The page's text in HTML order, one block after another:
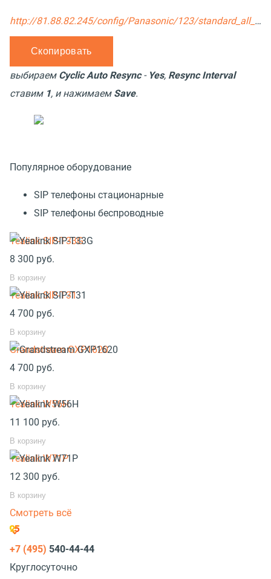
http://81.88.82.245/config/Panasonic/123/standard_all_ex.cfg
выбираем Cyclic Auto Resync- Yes, Resync Interval
ставим 1, и нажимаем Save.
Популярное оборудование
SIP телефоны стационарные
SIP телефоны беспроводные
Yealink SIP-T33G
8 300 руб.
В корзину
Yealink SIP-T31
4 700 руб.
В корзину
Grandstream GXP1620
4 700 руб.
В корзину
Yealink W56H
11 100 руб.
В корзину
Yealink W71P
12 300 руб.
В корзину
Смотреть всё
+7 (495) 540-44-44
Круглосуточно